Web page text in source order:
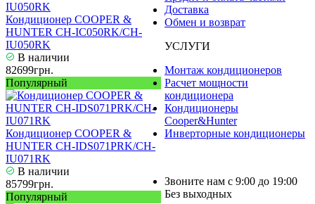
Кондиционер COOPER &
HUNTER CH-IC050RK/CH-
IU050RK
В наличии
82699грн.
Популярный
Кондиционер COOPER &
HUNTER CH-IDS071PRK/CH-
IU071RK
В наличии
85799грн.
Популярный
Доставка
Обмен и возврат
УСЛУГИ
Монтаж кондиционеров
Расчет мощности
кондиционера
Кондиционеры
Cooper&Hunter
Инверторные кондиционеры
Звоните нам с 9:00 до 19:00
Без выходных